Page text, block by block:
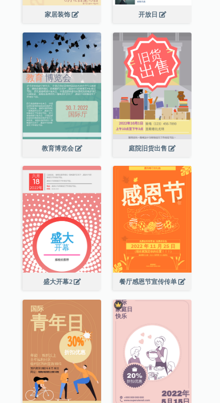
家居装饰 开放日
教育博览会 庭院旧货出售
盛大开幕2 餐厅感恩节宣传传单